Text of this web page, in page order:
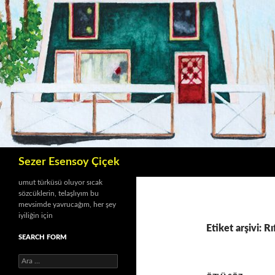
İçeriğe
atla
Sezer Esensoy Çiçek
Etiket arşivi:
umut türküsü oluyor sıcak
sözcüklerin, telaşlıyım bu
mevsimde yavrucağım, her şey
iyiliğin için
SEARCH FORM
A
r